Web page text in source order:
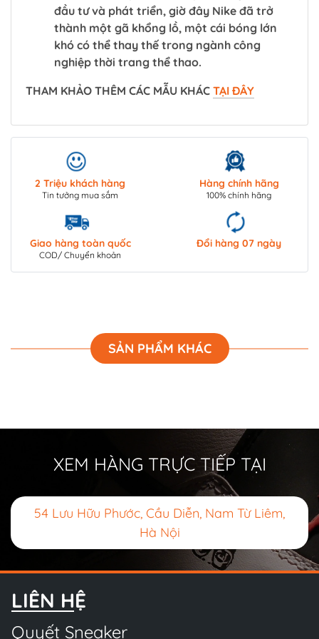
đầu tư và phát triển, giờ đây Nike đã trở
thành một gã khổng lồ, một cái bóng lớn
khó có thể thay thế trong ngành công
nghiệp thời trang thể thao.
THAM KHẢO THÊM CÁC MẪU KHÁC TẠI ĐÂY
2 Triệu khách hàng
Tin tưởng mua sắm
Hàng chính hãng
100% chính hãng
Giao hàng toàn quốc
COD/ Chuyển khoản
Đổi hàng 07 ngày
SẢN PHẨM KHÁC
XEM HÀNG TRỰC TIẾP TẠI
54 Lưu Hữu Phước, Cầu Diễn, Nam Từ Liêm,
Hà Nội
LIÊN HỆ
Quyết Sneaker